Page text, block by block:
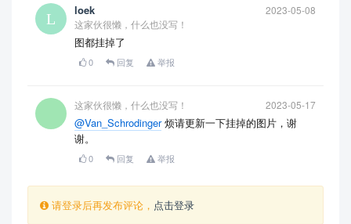
loek
2023-05-08
这家伙很懒，什么也没写！
图都挂掉了
0 回复 举报
2023-05-17
这家伙很懒，什么也没写！
@Van_Schrodinger烦请更新一下挂掉的图片，谢
谢。
0 回复 举报
请登录后再发布评论， 点击登录